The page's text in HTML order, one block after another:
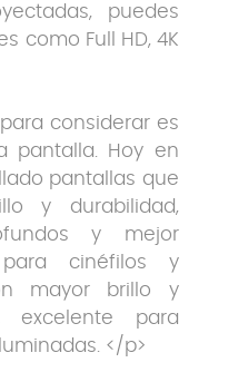
puedes
como Full HD, 4K
considerar es
pantalla. Hoy en
pantallas que
y durabilidad,
y mejor
cinéfilos y
mayor brillo y
excelente para
</p>